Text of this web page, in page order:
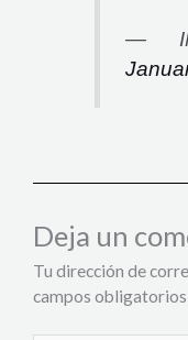
—
Deja un
Tu dirección de
campos